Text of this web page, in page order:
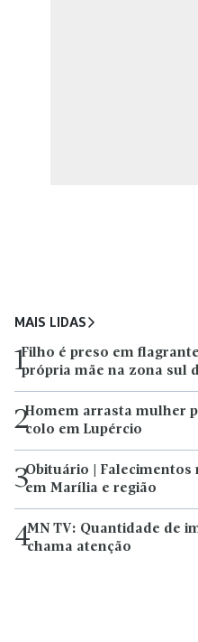
MAIS LIDAS
1Filho é preso em
própria mãe na zona sul
2Homem arrasta mulher
colo em Lupércio
3Obituário | Falecimentos
em Marília e região
4MN TV: Quantidade de
chama atenção